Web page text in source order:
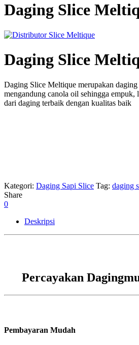
Daging Slice
Daging Slice
Daging Slice Meltique merupakan
mengandung canola oil sehingga
dari daging terbaik dengan kualitas baik
Kategori: Daging Sapi Slice Tag: daging
Share
0
Deskripsi
Percayakan
Pembayaran Mudah